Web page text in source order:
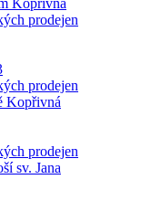
Kopřivná
prodejen
prodejen
Kopřivná
prodejen
sv. Jana